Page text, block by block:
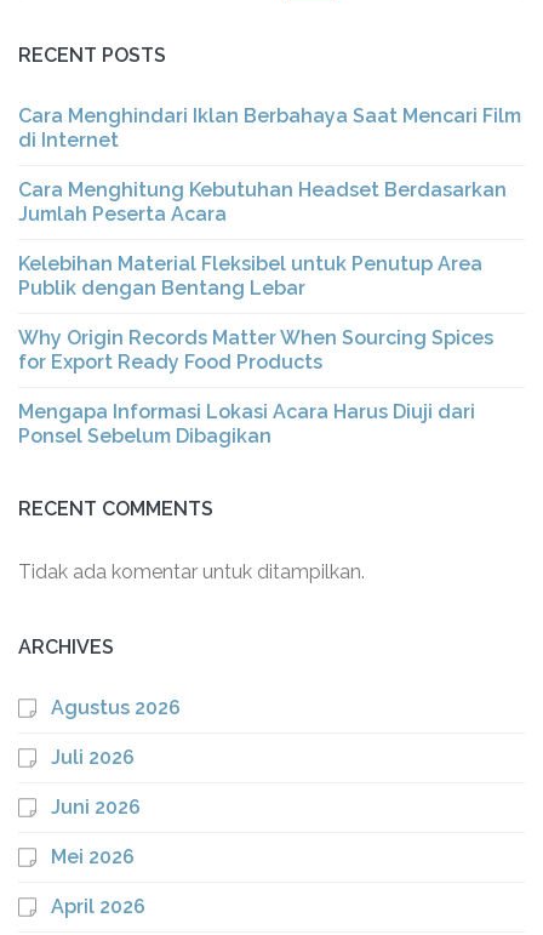
RECENT POSTS
Cara Menghindari Iklan Berbahaya Saat Mencari Film
di Internet
Cara Menghitung Kebutuhan Headset Berdasarkan
Jumlah Peserta Acara
Kelebihan Material Fleksibel untuk Penutup Area
Publik dengan Bentang Lebar
Why Origin Records Matter When Sourcing Spices
for Export Ready Food Products
Mengapa Informasi Lokasi Acara Harus Diuji dari
Ponsel Sebelum Dibagikan
RECENT COMMENTS
Tidak ada komentar untuk ditampilkan.
ARCHIVES
Agustus 2026
Juli 2026
Juni 2026
Mei 2026
April 2026